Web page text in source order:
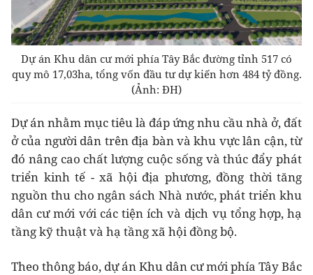
Dự án Khu dân cư mới phía Tây Bắc đường tỉnh 517 có
quy mô 17,03ha, tổng vốn đầu tư dự kiến hơn 484 tỷ đồng.
(Ảnh: ĐH)
Dự án nhằm mục tiêu là đáp ứng nhu cầu nhà ở, đất
ở của người dân trên địa bàn và khu vực lân cận, từ
đó nâng cao chất lượng cuộc sống và thúc đẩy phát
triển kinh tế - xã hội địa phương, đồng thời tăng
nguồn thu cho ngân sách Nhà nước, phát triển khu
dân cư mới với các tiện ích và dịch vụ tổng hợp, hạ
tầng kỹ thuật và hạ tầng xã hội đồng bộ.
Theo thông báo, dự án Khu dân cư mới phía Tây Bắc